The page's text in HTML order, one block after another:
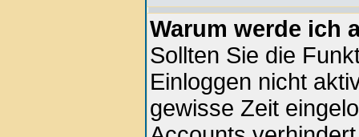
Warum werde ich
Sollten Sie die
Einloggen nicht
gewisse Zeit